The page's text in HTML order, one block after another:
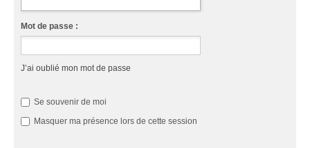
Mot de passe :
J’ai oublié mon mot de passe
Se souvenir de moi
Masquer ma présence lors de cette session